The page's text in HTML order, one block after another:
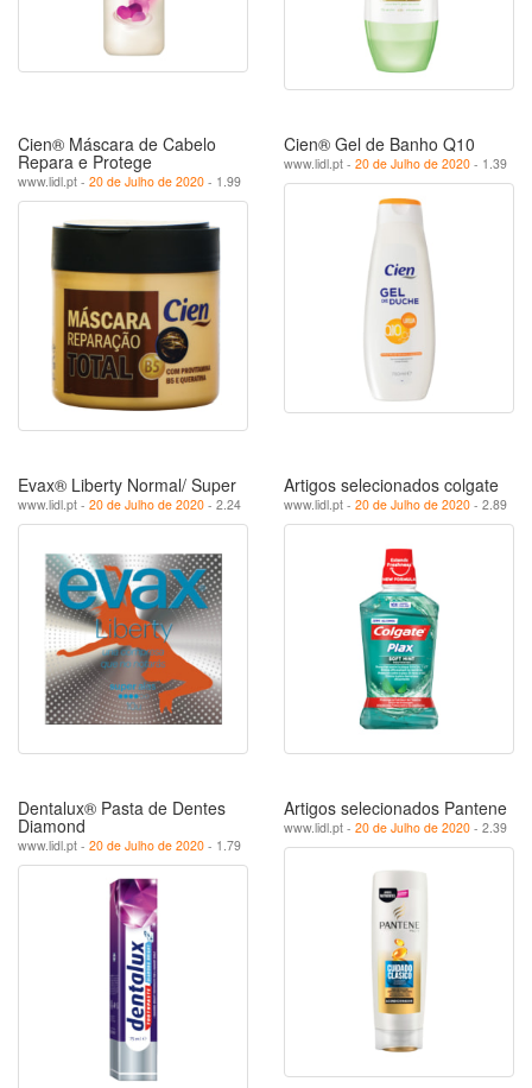
Cien® Máscara de Cabelo
Repara e Protege
www.lidl.pt - 20 de Julho de 2020 - 1.99
Cien® Gel de Banho Q10
www.lidl.pt - 20 de Julho de 2020 - 1.39
Evax® Liberty Normal/ Super
www.lidl.pt - 20 de Julho de 2020 - 2.24
Artigos selecionados colgate
www.lidl.pt - 20 de Julho de 2020 - 2.89
Dentalux® Pasta de Dentes
Diamond
www.lidl.pt - 20 de Julho de 2020 - 1.79
Artigos selecionados Pantene
www.lidl.pt - 20 de Julho de 2020 - 2.39